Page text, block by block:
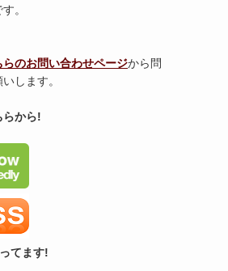
。
らのお問い合わせページから問
します。
らから!
てます!